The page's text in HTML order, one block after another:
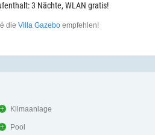
3 Nächte, WLAN gratis!
die Villa Gazebo empfehlen!
Klimaanlage
Pool